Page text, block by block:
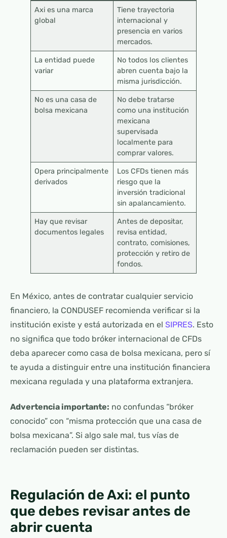
Axi es una marca
global
Tiene trayectoria
internacional y
presencia en varios
mercados.
La entidad puede
variar
No todos los clientes
abren cuenta bajo la
misma jurisdicción.
No es una casa de
bolsa mexicana
No debe tratarse
como una institución
mexicana
supervisada
localmente para
comprar valores.
Opera principalmente
derivados
Los CFDs tienen más
riesgo que la
inversión tradicional
sin apalancamiento.
Hay que revisar
documentos legales
Antes de depositar,
revisa entidad,
contrato, comisiones,
protección y retiro de
fondos.
En México, antes de contratar cualquier servicio
financiero, la CONDUSEF recomienda verificar si la
institución existe y está autorizada en el SIPRES. Esto
no significa que todo bróker internacional de CFDs
deba aparecer como casa de bolsa mexicana, pero sí
te ayuda a distinguir entre una institución financiera
mexicana regulada y una plataforma extranjera.
Advertencia importante: no confundas “bróker
conocido” con “misma protección que una casa de
bolsa mexicana”. Si algo sale mal, tus vías de
reclamación pueden ser distintas.
Regulación de Axi: el punto
que debes revisar antes de
abrir cuenta